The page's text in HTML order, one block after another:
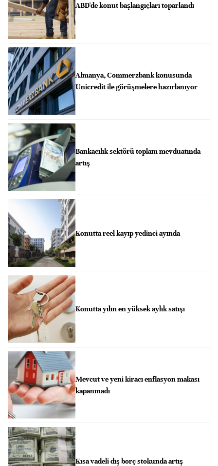
ABD'de konut başlangıçları toparlandı
Almanya, Commerzbank konusunda
Unicredit ile görüşmelere hazırlanıyor
Bankacılık sektörü toplam mevduatında
artış
Konutta reel kayıp yedinci ayında
Konutta yılın en yüksek aylık satışı
Mevcut ve yeni kiracı enflasyon makası
kapanmadı
Kısa vadeli dış borç stokunda artış